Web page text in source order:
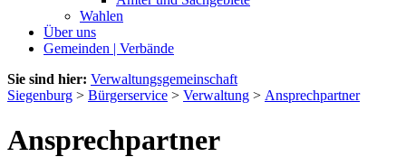
Wahlen
Über uns
Gemeinden | Verbände
Sie sind hier: Verwaltungsgemeinschaft
Siegenburg > Bürgerservice > Verwaltung > Ansprechpartner
Ansprechpartner